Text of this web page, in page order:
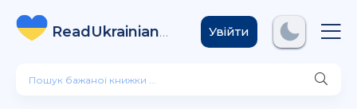
ReadUkrainian
Books .com
Увійти